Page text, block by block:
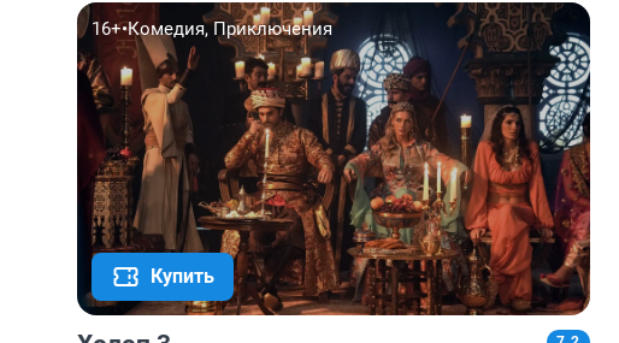
16+•Комедия, Приключения
Купить